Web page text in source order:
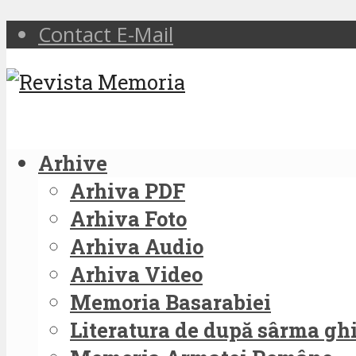
Contact E-Mail
Arhive
Arhiva PDF
Arhiva Foto
Arhiva Audio
Arhiva Video
Memoria Basarabiei
Literatura de după sârma